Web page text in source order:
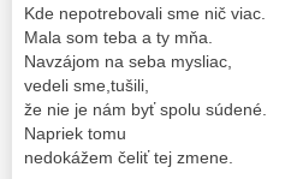
Kde nepotrebovali sme nič viac.
Mala som teba a ty mňa.
Navzájom na seba mysliac,
vedeli sme,tušili,
že nie je nám byť spolu súdené.
Napriek tomu
nedokážem čeliť tej zmene.